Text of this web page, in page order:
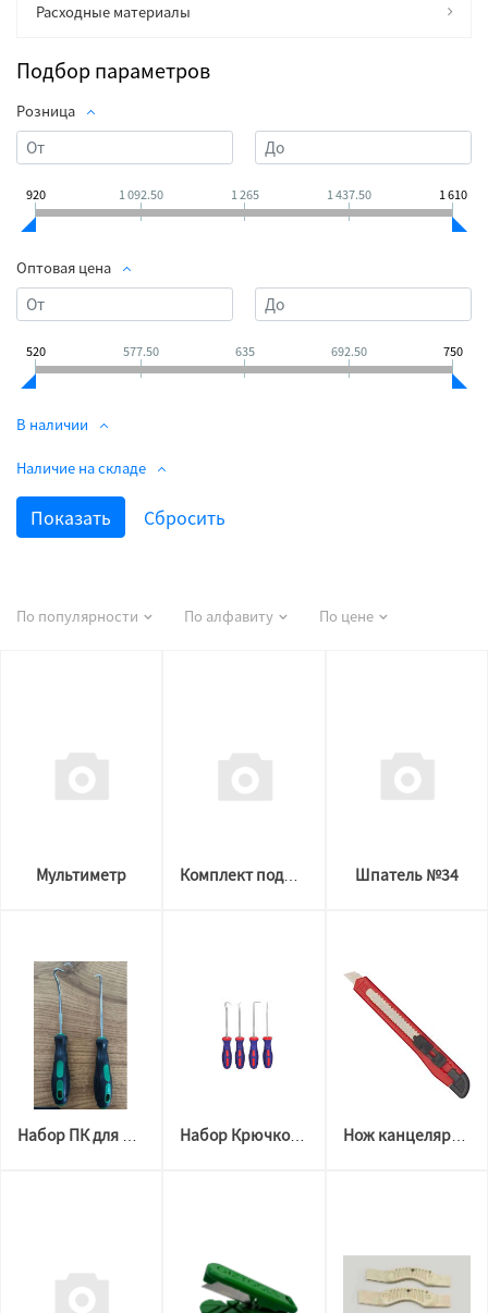
Расходные материалы
Подбор параметров
Розница
920 1 092.50 1 265 1 437.50 1 610
Оптовая цена
520 577.50 635 692.50 750
В наличии
Наличие на складе
По популярности По алфавиту По цене
Мультиметр Комплект подъёмников для карнизов, конструкционных профилей Шпатель №34
Набор Крючков 4шт Нож канцелярский 9мм